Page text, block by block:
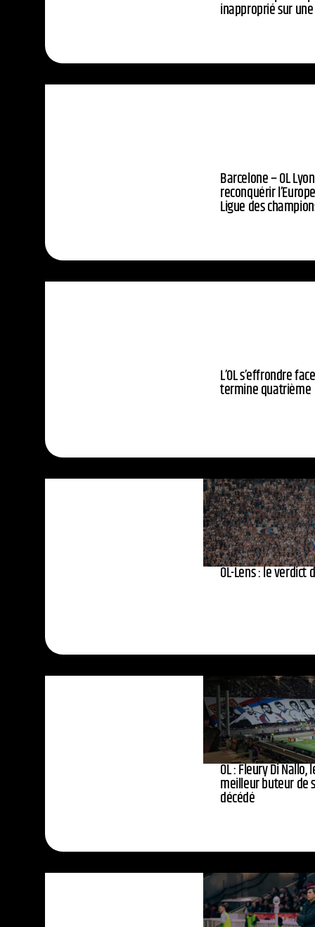
inapproprié sur
Barcelone – OL
reconquérir
Ligue des
L’OL s’effrondre
termine quatrième
OL-Lens : le verdict
OL : Fleury Di
meilleur buteur de
décédé